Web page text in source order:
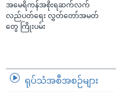
အမေရိကန်အစိုးရဆက်လက်
လည်ပတ်ရေး လွှတ်တော်အမတ်
တွေ ကြိုးပမ်း
ရုပ်သံအစီအစဉ်များ